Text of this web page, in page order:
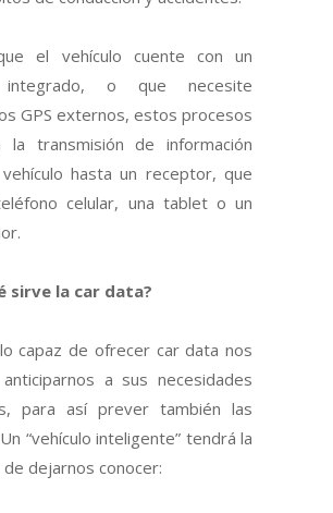
el vehículo cuente con un
integrado, o que necesite
GPS externos, estos procesos
la transmisión de información
hasta un receptor, que
celular, una tablet o un
sirve la car data?
capaz de ofrecer car data nos
a sus necesidades
para así prever también las
“vehículo inteligente” tendrá la
de dejarnos conocer: